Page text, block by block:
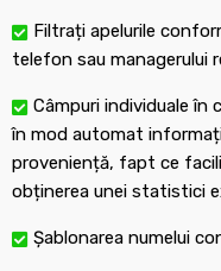
Filtrați apelurile
telefon sau managerului
Câmpuri individuale în
în mod automat
proveniență, fapt ce
obținerea unei statistici
Șablonarea numelui